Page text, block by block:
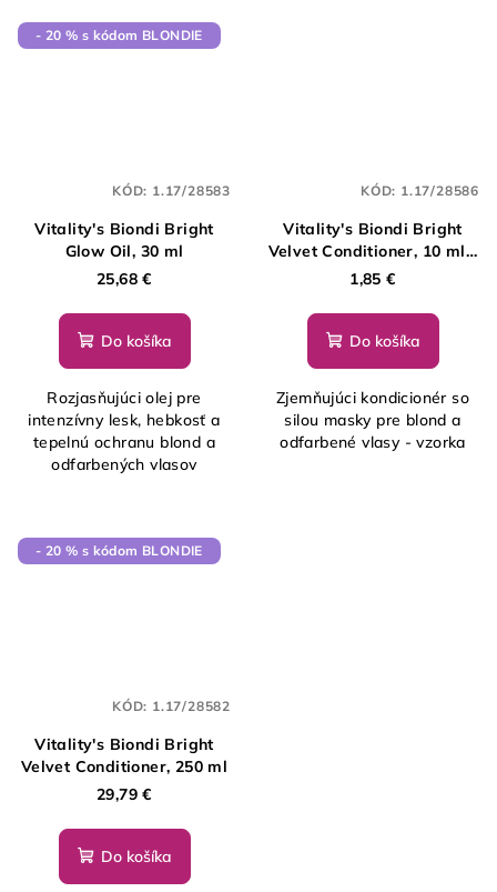
- 20 % s kódom BLONDIE
Vitality's Biondi Bright
Glow Oil, 30 ml
25,68 €
Do košíka
Rozjasňujúci olej pre
intenzívny lesk, hebkosť a
tepelnú ochranu blond a
odfarbených vlasov
KÓD: 1.17/28583
Vitality's Biondi Bright
Velvet Conditioner, 10 ml -
vzorka
1,85 €
Do košíka
Zjemňujúci kondicionér so
silou masky pre blond a
odfarbené vlasy - vzorka
KÓD: 1.17/28586
- 20 % s kódom BLONDIE
Vitality's Biondi Bright
Velvet Conditioner, 250 ml
29,79 €
Do košíka
KÓD: 1.17/28582